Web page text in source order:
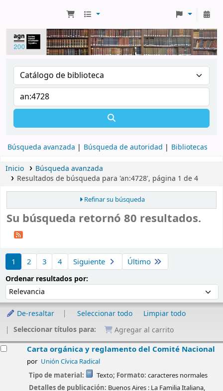
Búsqueda avanzada Búsqueda de autoridad Bibliotecas
Inicio
Búsqueda avanzada
Resultados de búsqueda para 'an:4728', página 1 de 4
Refinar su búsqueda
Su búsqueda retornó 80 resultados.
1
2 3 4 Siguiente Último
Ordenar resultados por:
De-resaltar Seleccionar todo
Limpiar todo
Seleccionar títulos para:
Agregar al carrito
Carta orgánica y reglamento del Comité Nacional
por Unión Cívica Radical
Tipo de material: Texto; Formato: caracteres normales
Detalles de publicación: Buenos Aires : La Familia Italiana,